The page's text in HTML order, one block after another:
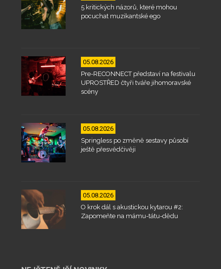
5 kritických názorů, které mohou
pocuchat muzikantské ego
05.08.2026
Pre-RECONNECT představí na festivalu
UPROSTŘED čtyři tváře jihomoravské
scény
05.08.2026
Springless po změně sestavy působí
ještě přesvědčivěji
05.08.2026
O krok dál s akustickou kytarou #2:
Zapomeňte na mámu-tátu-dědu